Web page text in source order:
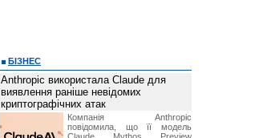
БІЗНЕС
Anthropic використала Claude для
виявлення раніше невідомих
криптографічних атак
Компанія Anthropic
повідомила, що її модель